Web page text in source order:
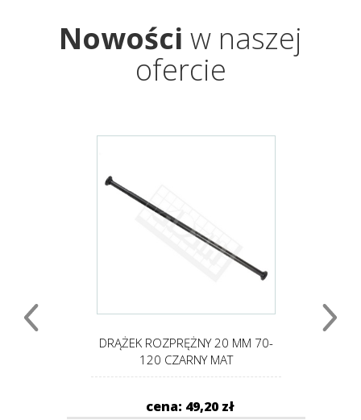
Nowości w naszej
ofercie
DRĄŻEK ROZPRĘŻNY 20 MM 70-
120 CZARNY MAT
cena: 49,20 zł